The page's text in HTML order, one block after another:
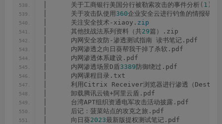
│      关于工商银行美国分行被勒索攻击的事件分析 ( 1 )
│      关于攻击队使用 360企业安全云进行钓鱼的情报研判
│      关注安全技术-xiaoy. zip
│      其他技战法系列资料（共29篇）.zip
│      内网安全攻防-渗透测试指南 读书笔记.pdf
│      内网渗透之向日葵帮我干掉了杀软.pdf
│      内网渗透体系建设.pdf
│      内网渗透场景D盾3389 防御绕过.pdf
│      内网课程目录.txt
│      利用Citrix Receiver浏览器进行渗透（
│      卸载腾讯云镜+阿里云盾.pdf
│      台湾APT组织资通电军攻击活动披露.pdf
│      后记：菠菜站点的攻克之旅.pdf
│      向日葵2023最新版提权测试笔记.pdf